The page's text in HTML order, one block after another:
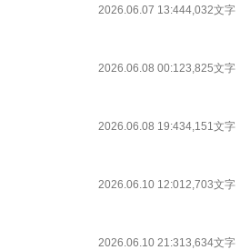
2026.06.07 13:444,032文字
2026.06.08 00:123,825文字
2026.06.08 19:434,151文字
2026.06.10 12:012,703文字
2026.06.10 21:313,634文字